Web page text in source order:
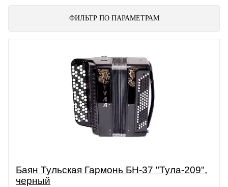
ФИЛЬТР ПО ПАРАМЕТРАМ
Баян Тульская Гармонь БН-37 "Тула-209",
черный